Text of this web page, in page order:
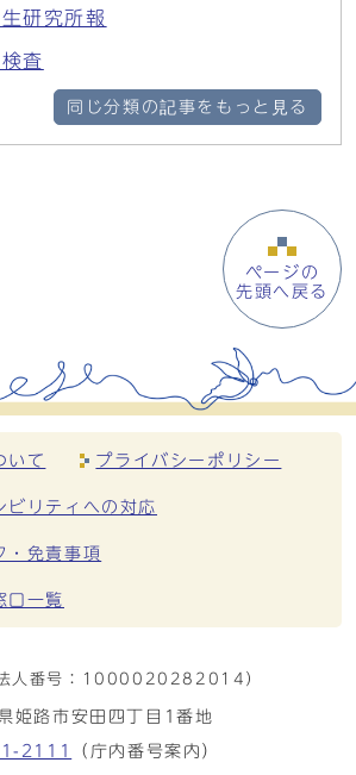
研究所報
査
同じ分類の記事をもっと見る
ページの
先頭へ戻る
いて プライバシーポリシー
ビリティへの対応
・免責事項
口一覧
人番号： 1000020282014）
路市安田四丁目1番地
2111 （庁内番号案内）